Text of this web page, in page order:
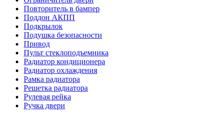
Повторитель в бампер
Поддон АКПП
Подкрылок
Подушка безопасности
Привод
Пульт стеклоподъемника
Радиатор кондиционера
Радиатор охлаждения
Рамка радиатора
Решетка радиатора
Рулевая рейка
Ручка двери